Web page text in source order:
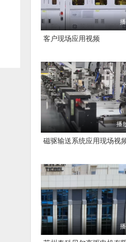
客户现场应用视频
播
磁驱输送系统应用现场视